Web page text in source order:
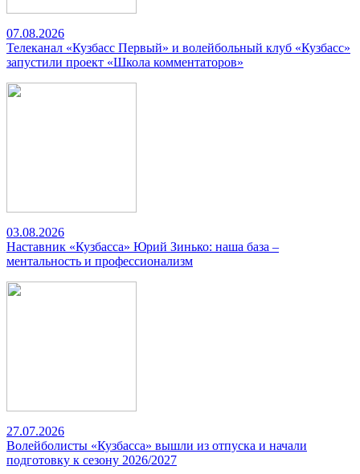
07.08.2026
Телеканал «Кузбасс Первый» и волейбольный клуб «Кузбасс»
запустили проект «Школа комментаторов»
03.08.2026
Наставник «Кузбасса» Юрий Зинько: наша база –
ментальность и профессионализм
27.07.2026
Волейболисты «Кузбасса» вышли из отпуска и начали
подготовку к сезону 2026/2027